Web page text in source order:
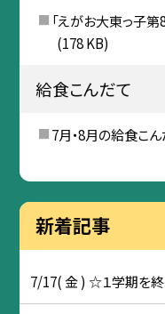
「えがお大東っ子第
(178 KB)
給食こんだて
7月・8月の給食こ
新着記事
7/17( 金 ) ☆１学期を終